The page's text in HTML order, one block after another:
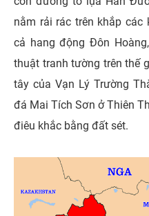
nằm rải rác trên khắp các
cả hang động Đôn
thuật tranh tường trên thế
tây của Vạn Lý Trường
đá Mai Tích Sơn ở Thiên
điêu khắc bằng đất sét.